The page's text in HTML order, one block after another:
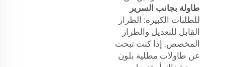
طاولة بجانب السرير
للطلبات الكبيرة: الطراز
القابل للتعديل والطراز
المخصص. إذا كنت تبحث
عن طاولات مطلية بلون